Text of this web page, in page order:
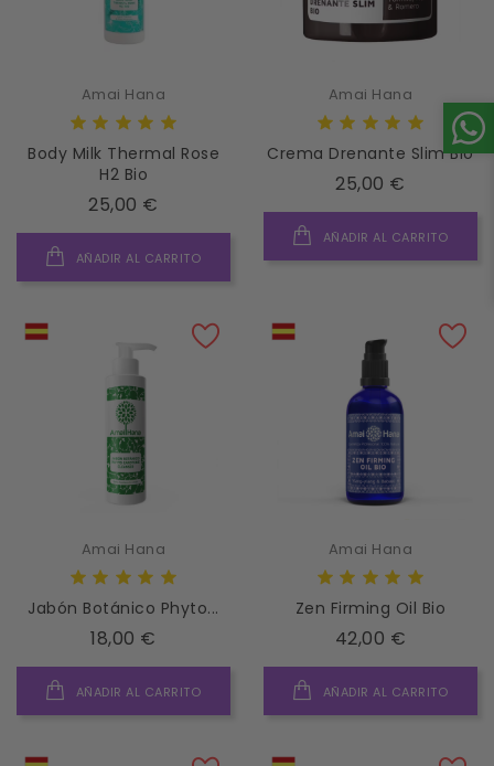
Amai Hana
Body Milk Thermal Rose
H2 Bio
25,00 €
AÑADIR AL CARRITO
Amai Hana
Crema Drenante Slim Bio
25,00 €
AÑADIR AL CARRITO
Amai Hana
Jabón Botánico Phyto...
18,00 €
AÑADIR AL CARRITO
Amai Hana
Zen Firming Oil Bio
42,00 €
AÑADIR AL CARRITO